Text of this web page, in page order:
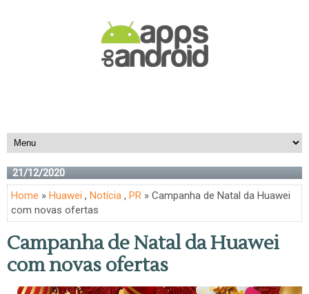
21/12/2020
Home » Huawei , Notícia , PR » Campanha de Natal da Huawei
com novas ofertas
Campanha de Natal da Huawei
com novas ofertas